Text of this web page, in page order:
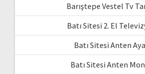
Barıştepe Vestel Tv
Batı Sitesi 2. El
Batı Sitesi Anten
Batı Sitesi Anten